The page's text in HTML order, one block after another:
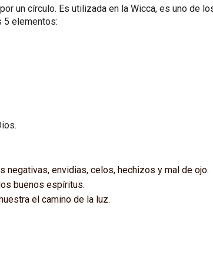
un círculo. Es utilizada en la Wicca, es uno de
5 elementos:
negativas, envidias, celos, hechizos y mal de ojo.
buenos espíritus.
el camino de la luz.